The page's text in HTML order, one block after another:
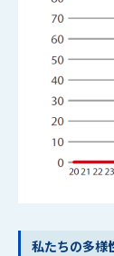
私たちの多様